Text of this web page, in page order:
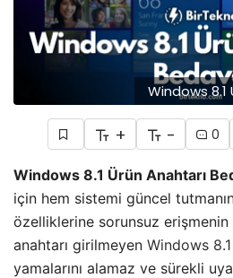
Windows 8.1
+ - 0
Windows 8.1 Ürün Anahtarı
için hem sistemi güncel
özelliklerine sorunsuz erişmenin
anahtarı girilmeyen Windows 8.1
yamalarını alamaz ve sürekli